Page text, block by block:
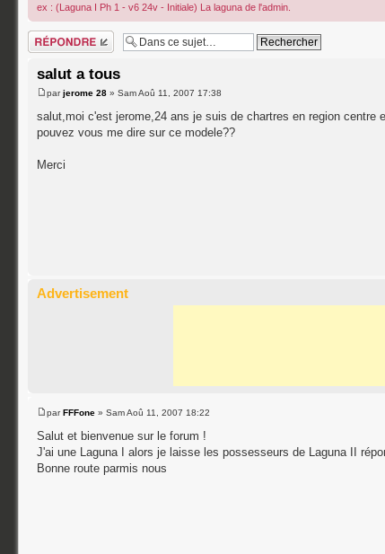
ex : (Laguna I Ph 1 - v6 24v - Initiale) La laguna de l'admin.
Répondre
salut a tous
parjerome 28 » Sam Aoû 11, 2007 17:38
salut,moi c'est jerome,24 ans je suis de chartres en region centre
pouvez vous me dire sur ce modele??
Merci
Advertisement
parFFFone » Sam Aoû 11, 2007 18:22
Salut et bienvenue sur le forum !
J'ai une Laguna I alors je laisse les possesseurs de Laguna II
Bonne route parmis nous